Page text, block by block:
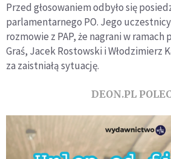
Przed głosowaniem odbyło się
parlamentarnego PO. Jego
rozmowie z PAP, że nagrani w ramach
Graś, Jacek Rostowski i Włodzimierz
za zaistniałą sytuację.
DEON.PL